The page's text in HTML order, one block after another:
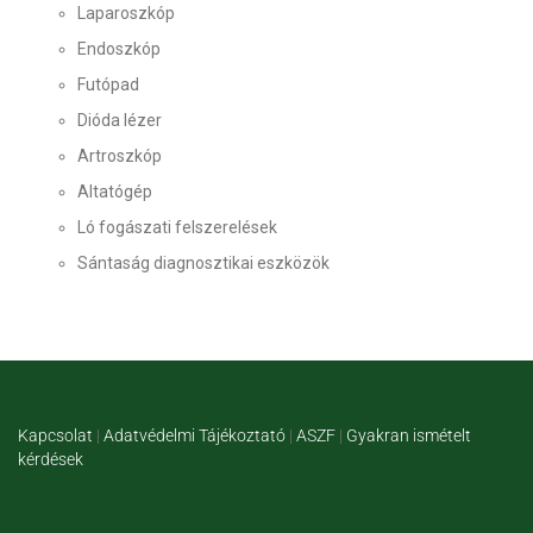
Laparoszkóp
Endoszkóp
Futópad
Dióda lézer
Artroszkóp
Altatógép
Ló fogászati felszerelések
Sántaság diagnosztikai eszközök
Kapcsolat | Adatvédelmi Tájékoztató | ASZF | Gyakran ismételt
kérdések